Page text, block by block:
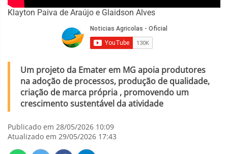
Klayton Paiva de Araújo e Glaidson Alves
Um projeto da Emater em MG apoia produtores
na adoção de processos, produção de qualidade,
criação de marca própria , promovendo um
crescimento sustentável da atividade
Publicado em 28/05/2026 10:09
Atualizado em 29/05/2026 17:43